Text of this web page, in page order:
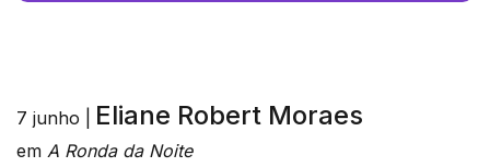
7 junho | Eliane Robert Moraes
em A Ronda da Noite